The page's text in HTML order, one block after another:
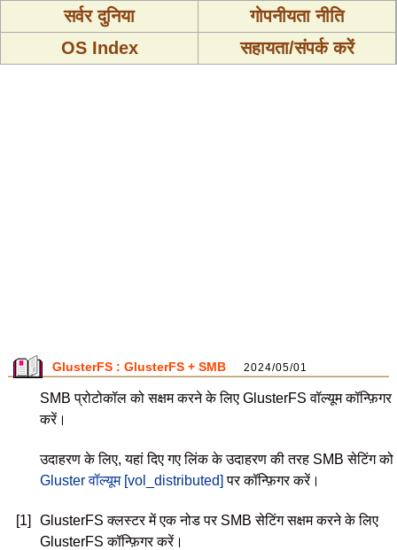
सर्वर दुनिया
गोपनीयता नीति
OS Index
सहायता/संपर्क करें
GlusterFS : GlusterFS + SMB 2024/05/01
SMB प्रोटोकॉल को सक्षम करने के लिए GlusterFS वॉल्यूम कॉन्फ़िगर
करें।
उदाहरण के लिए, यहां दिए गए लिंक के उदाहरण की तरह SMB सेटिंग को
Gluster वॉल्यूम [vol_distributed] पर कॉन्फ़िगर करें।
[1]
GlusterFS क्लस्टर में एक नोड पर SMB सेटिंग सक्षम करने के लिए
GlusterFS कॉन्फ़िगर करें।